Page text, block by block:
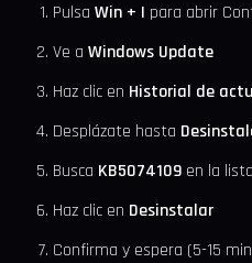
Pulsa Win + I para abrir
Ve a Windows Update
Haz clic en Historial de
Desplázate hasta
Busca KB5074109 en la lista
Haz clic en Desinstalar
Confirma y espera (5-15